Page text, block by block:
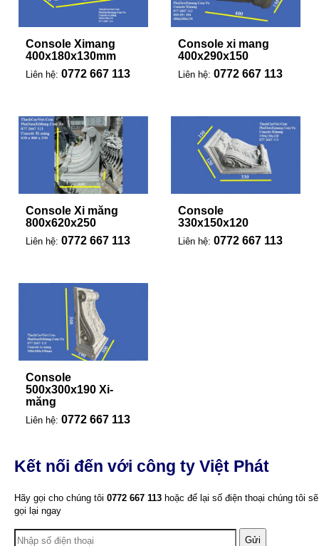
Console Ximang
400x180x130mm
Liên hệ: 0772 667 113
Console xi mang
400x290x150
Liên hệ: 0772 667 113
Console Xi măng
800x620x250
Liên hệ: 0772 667 113
Console
330x150x120
Liên hệ: 0772 667 113
Console
500x300x190 Xi-
măng
Liên hệ: 0772 667 113
Kết nối đến với công ty Việt Phát
Hãy gọi cho chúng tôi 0772 667 113 hoặc để lại số điện thoại chúng tôi sẽ
gọi lại ngay
Gửi